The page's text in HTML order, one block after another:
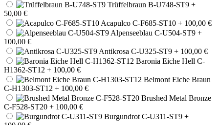
Trüffelbraun B-U748-ST9 +
50,00 €
Acapulco C-F685-ST10 + 100,00 €
Alpenseeblau C-U504-ST9 +
100,00 €
Antikrosa C-U325-ST9 + 100,00 €
Baronia Eiche Hell C-
H1362-ST12 + 100,00 €
Belmont Eiche Braun
C-H1303-ST12 + 100,00 €
Brushed Metal Bronze
C-F528-ST20 + 100,00 €
Burgundrot C-U311-ST9 +